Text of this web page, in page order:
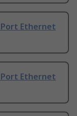
Port Ethernet
Port Ethernet